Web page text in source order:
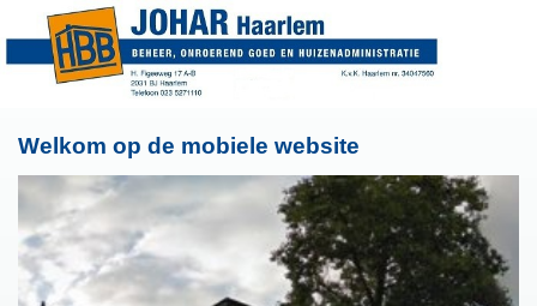
Welkom op de mobiele website